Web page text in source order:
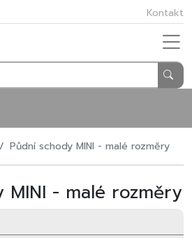
Kontakt
Půdní schody MINI - malé rozměry
MINI - malé rozměry